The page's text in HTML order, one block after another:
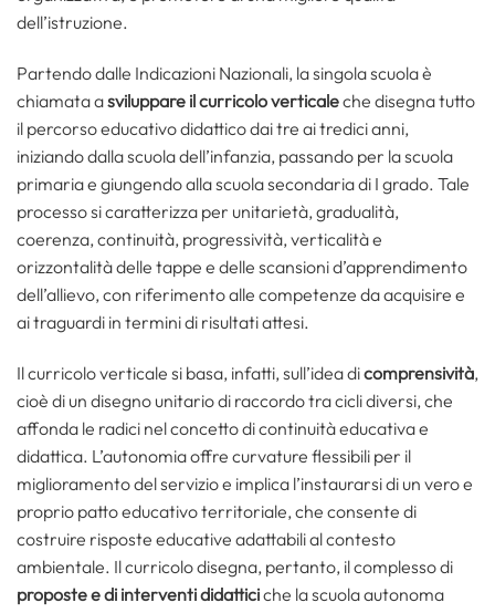
dell’istruzione.
Partendo dalle Indicazioni Nazionali, la singola scuola è
chiamata asviluppare il curricolo verticaleche disegna tutto
il percorso educativo didattico dai tre ai tredici anni,
iniziando dalla scuola dell’infanzia, passando per la scuola
primaria e giungendo alla scuola secondaria di I grado. Tale
processo si caratterizza per unitarietà, gradualità,
coerenza, continuità, progressività, verticalità e
orizzontalità delle tappe e delle scansioni d’apprendimento
dell’allievo, con riferimento alle competenze da acquisire e
ai traguardi in termini di risultati attesi.
Il curricolo verticale si basa, infatti, sull’idea dicomprensività,
cioè di un disegno unitario di raccordo tra cicli diversi, che
affonda le radici nel concetto di continuità educativa e
didattica. L’autonomia offre curvature flessibili per il
miglioramento del servizio e implica l’instaurarsi di un vero e
proprio patto educativo territoriale, che consente di
costruire risposte educative adattabili al contesto
ambientale. Il curricolo disegna, pertanto, il complesso di
proposte e di interventi didatticiche la scuola autonoma